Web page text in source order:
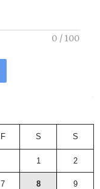
0 / 100
F S S
1 2
7 8 9